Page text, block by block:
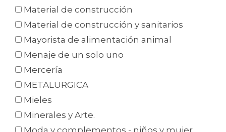
Material de construcción
Material de construcción y sanitarios
Mayorista de alimentación animal
Menaje de un solo uno
Mercería
METALURGICA
Mieles
Minerales y Arte.
Moda y complementos - niños y mujer